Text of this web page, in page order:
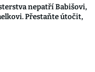
nepatří Babišovi,
Přestaňte útočit,